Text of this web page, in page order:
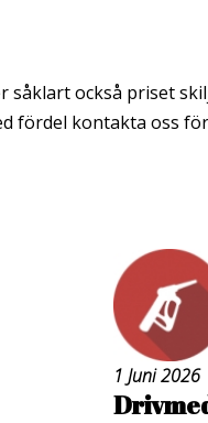
också priset
fördel kontakta oss
1 Juni 2026